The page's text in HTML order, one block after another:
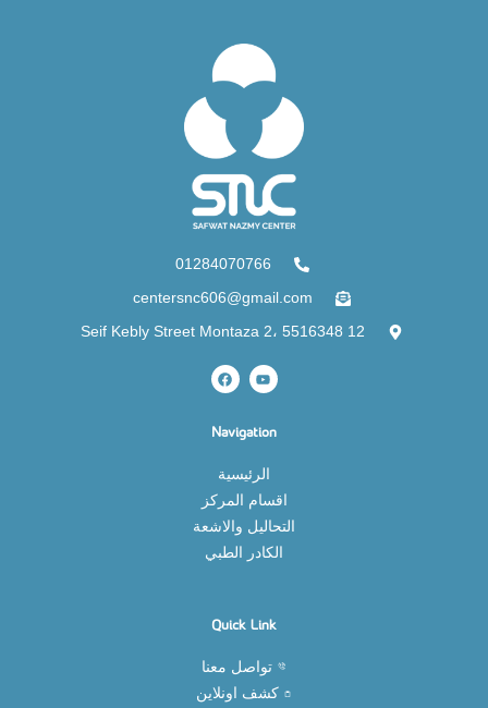
01284070766
centersnc606@gmail.com
12 Seif Kebly Street Montaza 2، 5516348
Navigation
الرئيسية
اقسام المركز
التحاليل والاشعة
الكادر الطبي
Quick Link
تواصل معنا
كشف اونلاين